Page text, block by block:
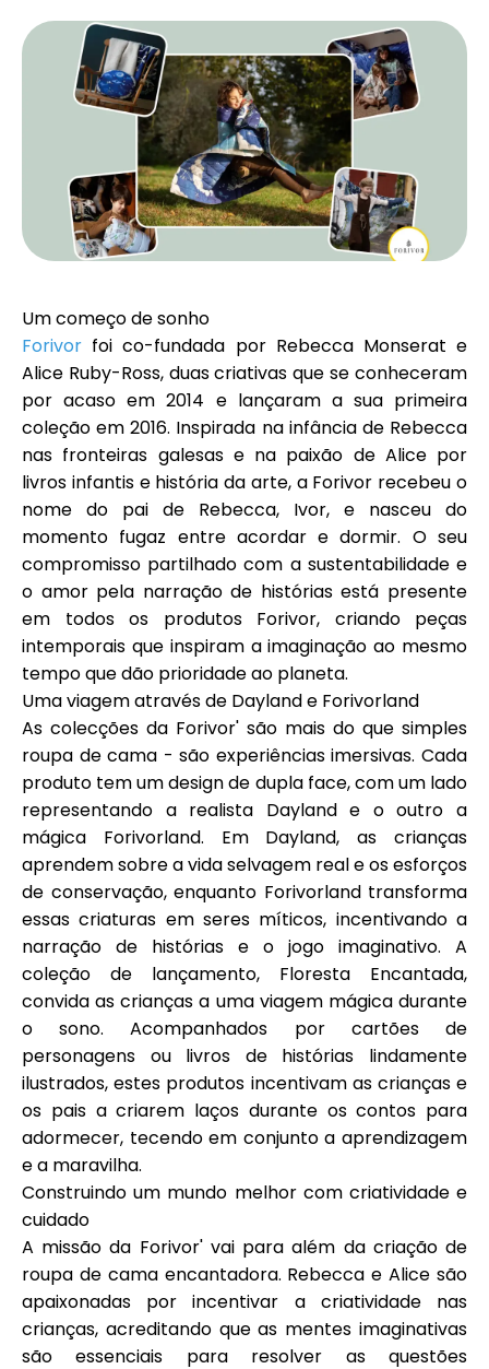
Calculadoras
Histórico de Rondas
Blog
Contacte-nos
Ajuda
Minha Conta
Obter Financiamento
ask@scrambleup.com
+372 712 2955
Um começo de sonho
Forivor foi co-fundada por Rebecca Monserat e
Alice Ruby-Ross, duas criativas que se conheceram
por acaso em 2014 e lançaram a sua primeira
coleção em 2016. Inspirada na infância de Rebecca
nas fronteiras galesas e na paixão de Alice por
livros infantis e história da arte, a Forivor recebeu o
nome do pai de Rebecca, Ivor, e nasceu do
momento fugaz entre acordar e dormir. O seu
compromisso partilhado com a sustentabilidade e
o amor pela narração de histórias está presente
em todos os produtos Forivor, criando peças
intemporais que inspiram a imaginação ao mesmo
tempo que dão prioridade ao planeta.
Uma viagem através de Dayland e Forivorland
As colecções da Forivor' são mais do que simples
roupa de cama - são experiências imersivas. Cada
produto tem um design de dupla face, com um lado
representando a realista Dayland e o outro a
mágica Forivorland. Em Dayland, as crianças
aprendem sobre a vida selvagem real e os esforços
de conservação, enquanto Forivorland transforma
essas criaturas em seres míticos, incentivando a
narração de histórias e o jogo imaginativo. A
coleção de lançamento, Floresta Encantada,
convida as crianças a uma viagem mágica durante
o sono. Acompanhados por cartões de
personagens ou livros de histórias lindamente
ilustrados, estes produtos incentivam as crianças e
os pais a criarem laços durante os contos para
adormecer, tecendo em conjunto a aprendizagem
e a maravilha.
Construindo um mundo melhor com criatividade e
cuidado
A missão da Forivor' vai para além da criação de
roupa de cama encantadora. Rebecca e Alice são
apaixonadas por incentivar a criatividade nas
crianças, acreditando que as mentes imaginativas
são essenciais para resolver as questões